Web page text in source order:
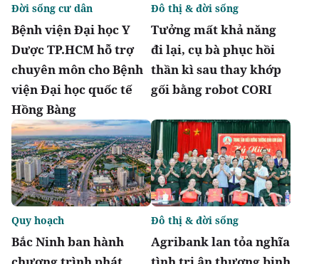
Bệnh viện Đại học Y
Dược TP.HCM hỗ trợ
chuyên môn cho Bệnh
viện Đại học quốc tế
Hồng Bàng
Đời sống cư dân
Tưởng mất khả năng
đi lại, cụ bà phục hồi
thần kì sau thay khớp
gối bằng robot CORI
Đô thị & đời sống
Bắc Ninh ban hành
Quy hoạch
Agribank lan tỏa nghĩa
Đô thị & đời sống